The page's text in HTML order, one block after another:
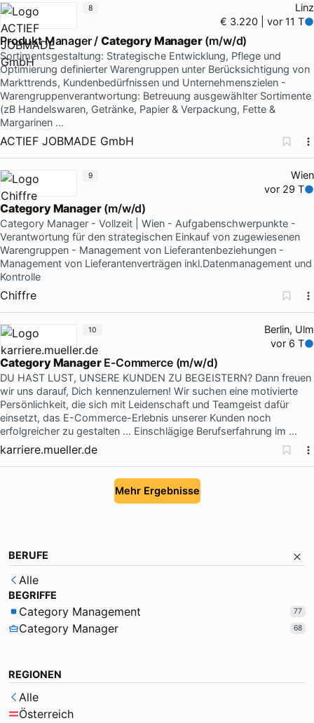
Linz
€ 3.220 | vor 11 T
Produkt Manager /Category Manager(m/w/d)
Sortimentsgestaltung: Strategische Entwicklung, Pflege und
Optimierung definierter Warengruppen unter Berücksichtigung von
Markttrends, Kundenbedürfnissen und Unternehmenszielen -
Warengruppenverantwortung: Betreuung ausgewählter Sortimente
(zB Handelswaren, Getränke, Papier & Verpackung, Fette &
Margarinen …
ACTIEF JOBMADE GmbH
8
Wien
vor 29 T
Category Manager(m/w/d)
Category Manager - Vollzeit | Wien - Aufgabenschwerpunkte -
Verantwortung für den strategischen Einkauf von zugewiesenen
Warengruppen - Management von Lieferantenbeziehungen -
Management von Lieferantenverträgen inkl.Datenmanagement und
Kontrolle
Chiffre
9
Berlin, Ulm
vor 6 T
Category ManagerE-Commerce (m/w/d)
DU HAST LUST, UNSERE KUNDEN ZU BEGEISTERN? Dann freuen
wir uns darauf, Dich kennenzulernen! Wir suchen eine motivierte
Persönlichkeit, die sich mit Leidenschaft und Teamgeist dafür
einsetzt, das E-Commerce-Erlebnis unserer Kunden noch
erfolgreicher zu gestalten … Einschlägige Berufserfahrung im …
karriere.mueller.de
10
Mehr Ergebnisse
BERUFE
Alle
BEGRIFFE
Category Management 77
Category Manager 68
REGIONEN
Alle
Österreich